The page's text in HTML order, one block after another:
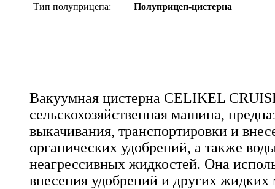
Тип полуприцепа:
Полуприцеп-цистерна
Вакуумная цистерна CELIKEL
сельскохозяйственная машина,
выкачивания, транспортировки и
органических удобрений, а также
неагрессивных жидкостей. Она
внесения удобрений и других жидких